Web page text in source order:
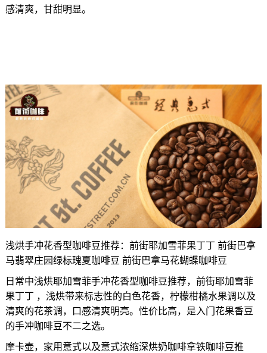
感清爽，甘甜明显。
浅烘手冲花香型咖啡豆推荐：前街耶加雪菲果丁丁 前街巴拿
马翡翠庄园绿标瑰夏咖啡豆 前街巴拿马花蝴蝶咖啡豆
日常中浅烘耶加雪菲手冲花香型咖啡豆推荐，前街耶加雪菲
果丁丁 ，浅烘带来标志性的白色花香，柠檬柑橘水果调以及
清爽的花茶调，口感清爽明亮。性价比高，是入门花果香豆
的手冲咖啡豆不二之选。
摩卡壶，家用意式以及意式浓缩深烘奶咖啡拿铁咖啡豆推